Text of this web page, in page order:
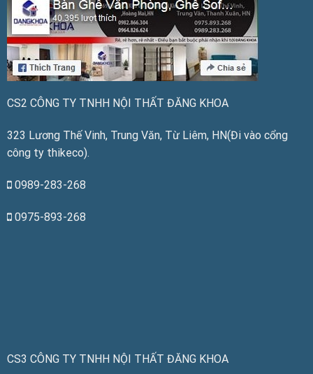
CS2 CÔNG TY TNHH NỘI THẤT ĐĂNG KHOA
323 Lương Thế Vinh, Trung Văn, Từ Liêm, HN(Đi vào cổng
công ty thikeco).
0989-283-268
0975-893-268
CS3 CÔNG TY TNHH NỘI THẤT ĐĂNG KHOA